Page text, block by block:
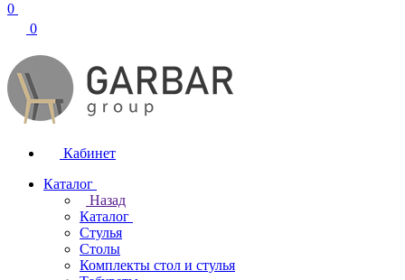
0
0
Кабинет
Каталог
Назад
Каталог
Стулья
Столы
Комплекты стол и стулья